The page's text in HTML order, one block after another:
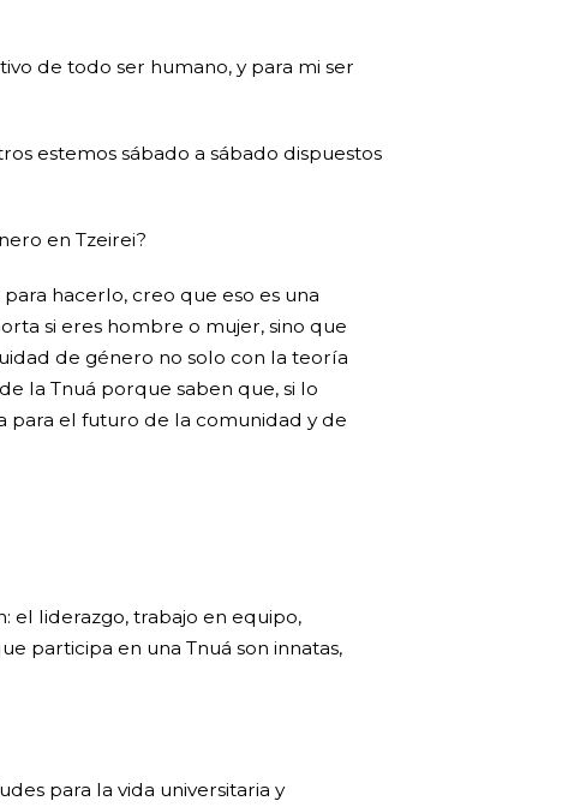
de todo ser humano, y para mi ser
estemos sábado a sábado dispuestos
en Tzeirei?
hacerlo, creo que eso es una
si eres hombre o mujer, sino que
de género no solo con la teoría
la Tnuá porque saben que, si lo
para el futuro de la comunidad y de
el liderazgo, trabajo en equipo,
participa en una Tnuá son innatas,
para la vida universitaria y